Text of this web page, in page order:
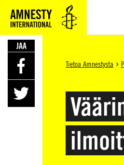
VARSINAISEEN
SISÄLTÖÖN
Tietoa Amnestysta
JAA